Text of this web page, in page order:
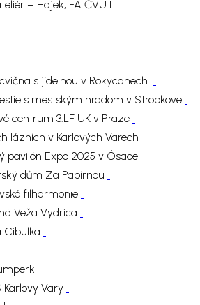
– Hájek, FA ČVUT
s jídelnou v Rokycanech
s mestským hradom v Stropkove
centrum 3.LF UK v Praze
lázních v Karlových Varech
pavilón Expo 2025 v Ósace
dům Za Papírnou
filharmonie
Veža Vydrica
Cibulka
Karlovy Vary